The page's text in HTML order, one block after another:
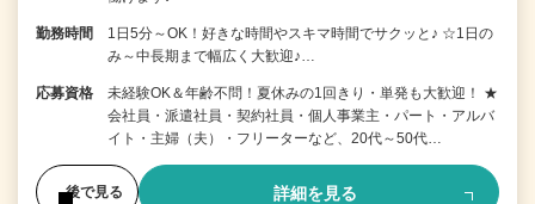
勤務時間
1日5分～OK！好きな時間やスキマ時間でサクッと♪ ☆1日の
み～中長期まで幅広く大歓迎♪…
応募資格
未経験OK＆年齢不問！夏休みの1回きり・単発も大歓迎！ ★
会社員・派遣社員・契約社員・個人事業主・パート・アルバ
イト・主婦（夫）・フリーターなど、20代～50代…
後で見る 詳細を見る